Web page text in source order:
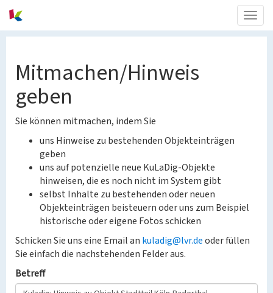
Mitmachen/Hinweis
geben
Sie können mitmachen, indem Sie
uns Hinweise zu bestehenden Objekteinträgen
geben
uns auf potenzielle neue KuLaDig-Objekte
hinweisen, die es noch nicht im System gibt
selbst Inhalte zu bestehenden oder neuen
Objekteinträgen beisteuern oder uns zum Beispiel
historische oder eigene Fotos schicken
Schicken Sie uns eine Email an kuladig@lvr.deoder füllen
Sie einfach die nachstehenden Felder aus.
Betreff